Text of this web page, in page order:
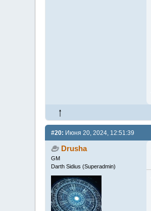
#20: Июня 20, 2024, 12:51:39
Drusha
GM
Darth Sidius (Superadmin)